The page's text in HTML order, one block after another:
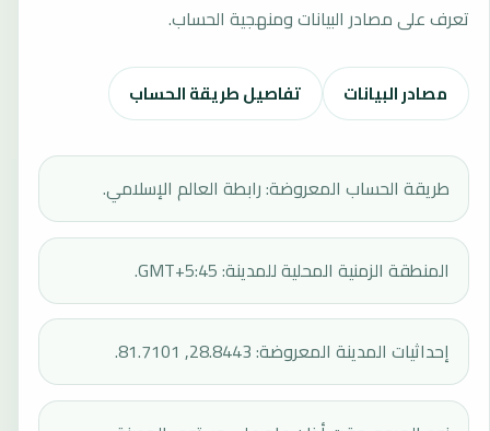
تعرف على مصادر البيانات ومنهجية الحساب.
مصادر البيانات تفاصيل طريقة الحساب
طريقة الحساب المعروضة: رابطة العالم الإسلامي.
المنطقة الزمنية المحلية للمدينة: GMT+5:45.
إحداثيات المدينة المعروضة: 28.8443, 81.7101.